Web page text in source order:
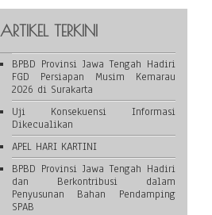
ARTIKEL TERKINI
BPBD Provinsi Jawa Tengah Hadiri
FGD Persiapan Musim Kemarau
2026 di Surakarta
Uji Konsekuensi Informasi
Dikecualikan
APEL HARI KARTINI
BPBD Provinsi Jawa Tengah Hadiri
dan Berkontribusi dalam
Penyusunan Bahan Pendamping
SPAB